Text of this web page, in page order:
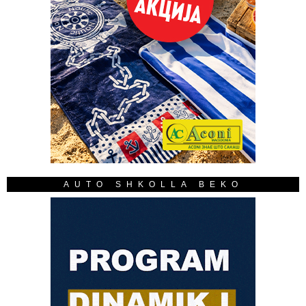
AUTO SHKOLLA BEKO